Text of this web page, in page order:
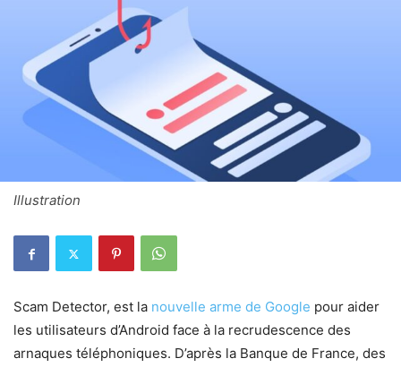
Illustration
Scam Detector, est la nouvelle arme de Google pour aider
les utilisateurs d’Android face à la recrudescence des
arnaques téléphoniques. D’après la Banque de France, des